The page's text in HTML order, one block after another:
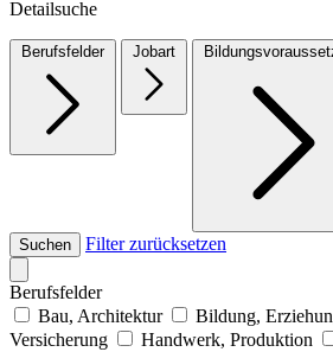
Detailsuche
Berufsfelder Jobart
Suchen Filter zurücksetzen
Berufsfelder
Bau, Architektur
Bildung,
Versicherung
Handwerk, Produktion